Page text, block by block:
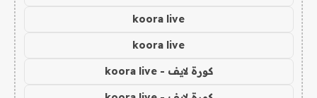
koora live
koora live
كورة لايف - koora live